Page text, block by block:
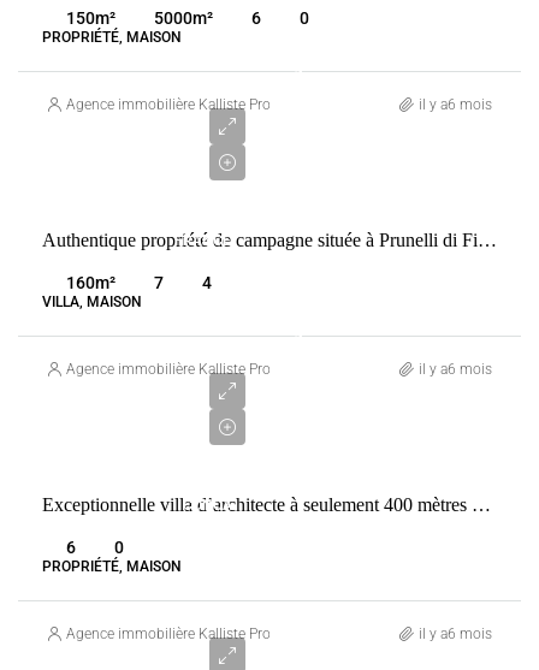
150m² 5000m² 6 0
PROPRIÉTÉ, MAISON
Agence immobilière Kalliste Properties il y a6 mois
FRANCE
1
Authentique propriété de campagne située à Prunelli di Fiumorbo
160m² 7 4
VILLA, MAISON
Agence immobilière Kalliste Properties il y a6 mois
CONCA
1
Exceptionnelle villa d’architecte à seulement 400 mètres de l’une des plus belles plages de la côte Fautea. Conca
6 0
PROPRIÉTÉ, MAISON
Agence immobilière Kalliste Properties il y a6 mois